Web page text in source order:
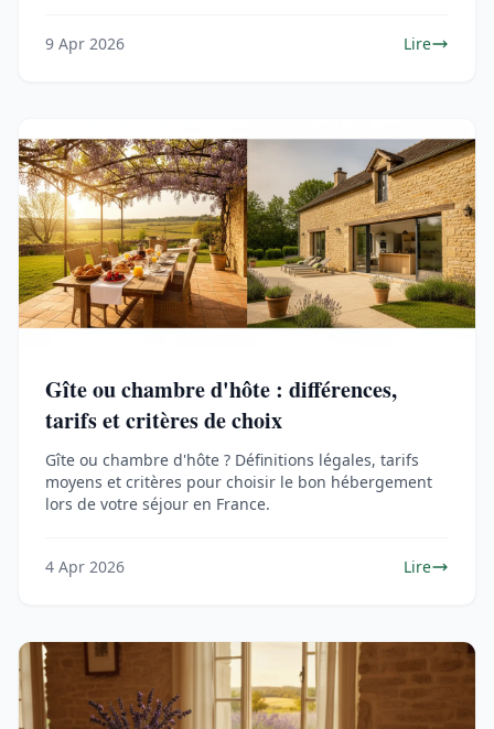
9 Apr 2026 Lire
Gîte ou chambre d'hôte : différences,
tarifs et critères de choix
Gîte ou chambre d'hôte ? Définitions légales, tarifs
moyens et critères pour choisir le bon hébergement
lors de votre séjour en France.
4 Apr 2026 Lire